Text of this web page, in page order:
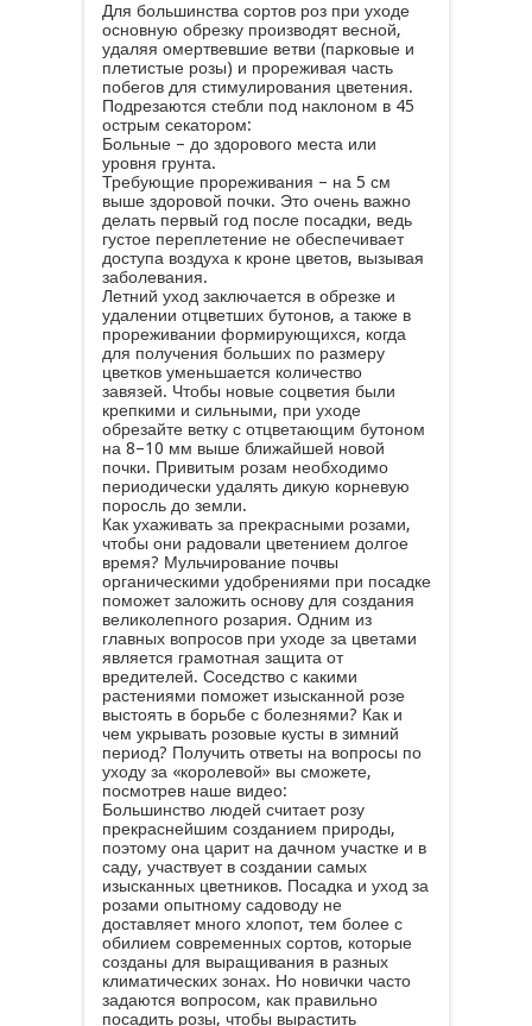
Для большинства сортов роз при уходе
основную обрезку производят весной,
удаляя омертвевшие ветви (парковые и
плетистые розы) и прореживая часть
побегов для стимулирования цветения.
Подрезаются стебли под наклоном в 45
острым секатором:
Больные – до здорового места или
уровня грунта.
Требующие прореживания – на 5 см
выше здоровой почки. Это очень важно
делать первый год после посадки, ведь
густое переплетение не обеспечивает
доступа воздуха к кроне цветов, вызывая
заболевания.
Летний уход заключается в обрезке и
удалении отцветших бутонов, а также в
прореживании формирующихся, когда
для получения больших по размеру
цветков уменьшается количество
завязей. Чтобы новые соцветия были
крепкими и сильными, при уходе
обрезайте ветку с отцветающим бутоном
на 8–10 мм выше ближайшей новой
почки. Привитым розам необходимо
периодически удалять дикую корневую
поросль до земли.
Как ухаживать за прекрасными розами,
чтобы они радовали цветением долгое
время? Мульчирование почвы
органическими удобрениями при посадке
поможет заложить основу для создания
великолепного розария. Одним из
главных вопросов при уходе за цветами
является грамотная защита от
вредителей. Соседство с какими
растениями поможет изысканной розе
выстоять в борьбе с болезнями? Как и
чем укрывать розовые кусты в зимний
период? Получить ответы на вопросы по
уходу за «королевой» вы сможете,
посмотрев наше видео:
Большинство людей считает розу
прекраснейшим созданием природы,
поэтому она царит на дачном участке и в
саду, участвует в создании самых
изысканных цветников. Посадка и уход за
розами опытному садоводу не
доставляет много хлопот, тем более с
обилием современных сортов, которые
созданы для выращивания в разных
климатических зонах. Но новички часто
задаются вопросом, как правильно
посадить розы, чтобы вырастить